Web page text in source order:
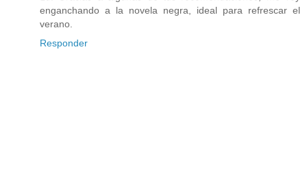
enganchando a la novela negra, ideal para refrescar el
verano.
Responder